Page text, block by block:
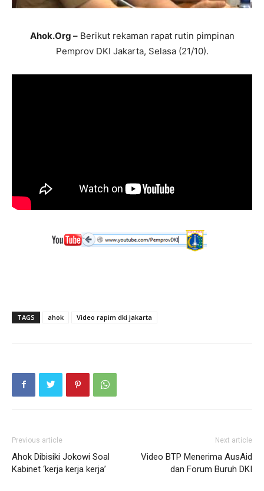
Ahok.Org –Berikut rekaman rapat rutin pimpinan
Pemprov DKI Jakarta, Selasa (21/10).
TAGS ahok Video rapim dki jakarta
Previous article
Ahok Dibisiki Jokowi Soal
Kabinet ‘kerja kerja kerja’
Next article
Video BTP Menerima AusAid
dan Forum Buruh DKI